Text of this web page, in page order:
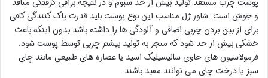
و جوش است. شاور ژل مناسب این نوع پوست باید قدرت پاک کنندگی کافی
برای از بین بردن چربی اضافی و آلودگی ها را داشته باشد بدون اینکه باعث
خشکی بیش از حد شود که منجر به تولید بیشتر چربی توسط پوست شود.
فرمولاسیون های حاوی سالیسیلیک اسید یا عصاره های طبیعی مانند چای
سبز یا درخت چای می توانند مفید باشند.